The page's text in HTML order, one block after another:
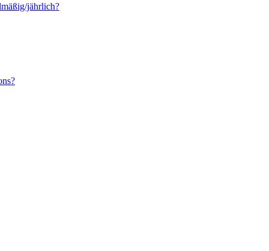
jährlich?